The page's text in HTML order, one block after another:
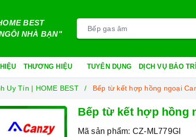
BEST
NHÀ BẠN"
THƯƠNG HIỆU TUYỂN DỤNG DỊCH VỤ BẢO
Uy Tín | HOME BEST Bếp từ kết hợp hồng ngoại
Bếp từ kết hợp hồng
Mã sản phẩm: CZ-ML779GI